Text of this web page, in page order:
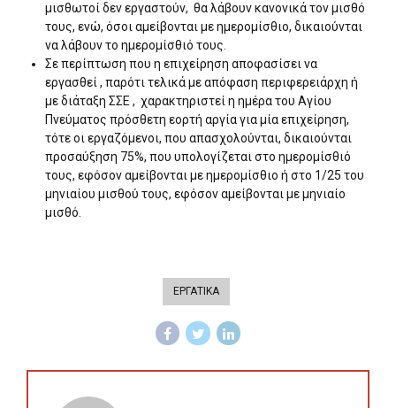
μισθωτοί δεν εργαστούν, θα λάβουν κανονικά τον μισθό
τους, ενώ, όσοι αμείβονται με ημερομίσθιο, δικαιούνται
να λάβουν το ημερομίσθιό τους.
Σε περίπτωση που η επιχείρηση αποφασίσει να
εργασθεί , παρότι τελικά με απόφαση περιφερειάρχη ή
με διάταξη ΣΣΕ , χαρακτηριστεί η ημέρα του Αγίου
Πνεύματος πρόσθετη εορτή αργία για μία επιχείρηση,
τότε οι εργαζόμενοι, που απασχολούνται, δικαιούνται
προσαύξηση 75%, που υπολογίζεται στο ημερομίσθιό
τους, εφόσον αμείβονται με ημερομίσθιο ή στο 1/25 του
μηνιαίου μισθού τους, εφόσον αμείβονται με μηνιαίο
μισθό.
ΕΡΓΑΤΙΚΑ